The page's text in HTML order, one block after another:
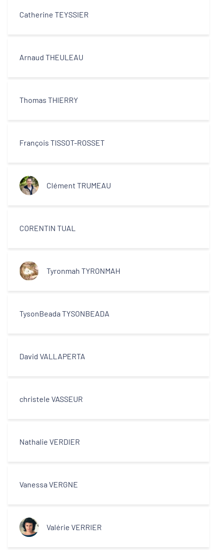
Catherine TEYSSIER
Arnaud THEULEAU
Thomas THIERRY
François TISSOT-ROSSET
Clément TRUMEAU
CORENTIN TUAL
Tyronmah TYRONMAH
TysonBeada TYSONBEADA
David VALLAPERTA
christele VASSEUR
Nathalie VERDIER
Vanessa VERGNE
Valérie VERRIER